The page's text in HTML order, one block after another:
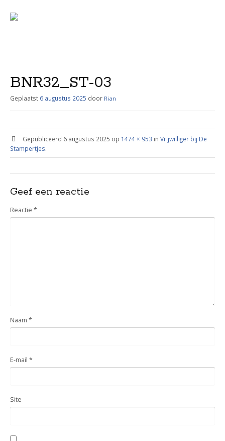
BNR32_ST-03
Geplaatst 6 augustus 2025 door Rian
Gepubliceerd 6 augustus 2025 op 1474 × 953 in Vrijwilliger bij De
Stampertjes.
Geef een reactie
Reactie *
Naam *
E-mail *
Site